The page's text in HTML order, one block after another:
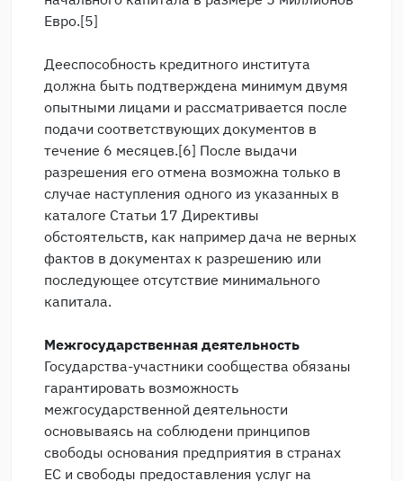
Евро.[5]
Дееспособность кредитного института
должна быть подтверждена минимум двумя
опытными лицами и рассматривается после
подачи соответствующих документов в
течение 6 месяцев.[6] После выдачи
разрешения его отмена возможна только в
случае наступления одного из указанных в
каталоге Статьи 17 Директивы
обстоятельств, как например дача не верных
фактов в документах к разрешению или
последующее отсутствие минимального
капитала.
Межгосударственная деятельность
Государства-участники сообщества обязаны
гарантировать возможность
межгосударственной деятельности
основываясь на соблюдени принципов
свободы основания предприятия в странах
ЕС и свободы предоставления услуг на